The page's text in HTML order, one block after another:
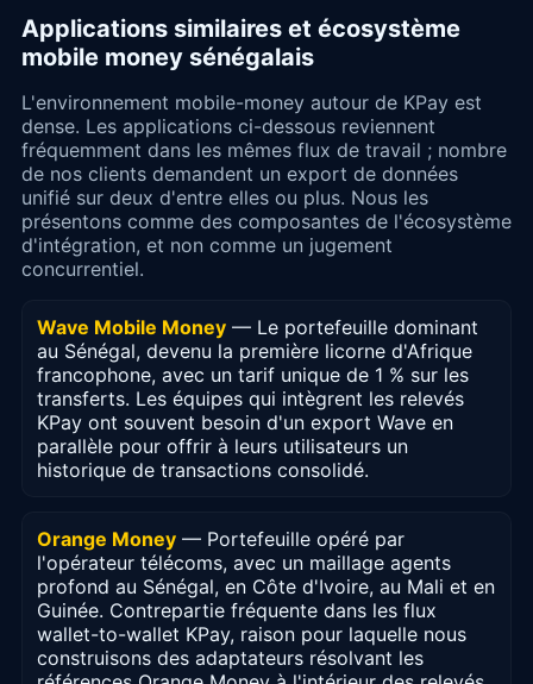
Applications similaires et écosystème
mobile money sénégalais
L'environnement mobile-money autour de KPay est
dense. Les applications ci-dessous reviennent
fréquemment dans les mêmes flux de travail ; nombre
de nos clients demandent un export de données
unifié sur deux d'entre elles ou plus. Nous les
présentons comme des composantes de l'écosystème
d'intégration, et non comme un jugement
concurrentiel.
Wave Mobile Money — Le portefeuille dominant
au Sénégal, devenu la première licorne d'Afrique
francophone, avec un tarif unique de 1 % sur les
transferts. Les équipes qui intègrent les relevés
KPay ont souvent besoin d'un export Wave en
parallèle pour offrir à leurs utilisateurs un
historique de transactions consolidé.
Orange Money — Portefeuille opéré par
l'opérateur télécoms, avec un maillage agents
profond au Sénégal, en Côte d'Ivoire, au Mali et en
Guinée. Contrepartie fréquente dans les flux
wallet-to-wallet KPay, raison pour laquelle nous
construisons des adaptateurs résolvant les